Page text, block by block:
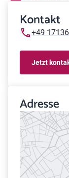
Kontakt
+49
Jetzt
Adresse